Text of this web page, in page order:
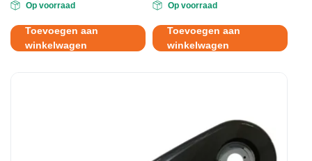
Op voorraad
Toevoegen aan
winkelwagen
Op voorraad
Toevoegen aan
winkelwagen